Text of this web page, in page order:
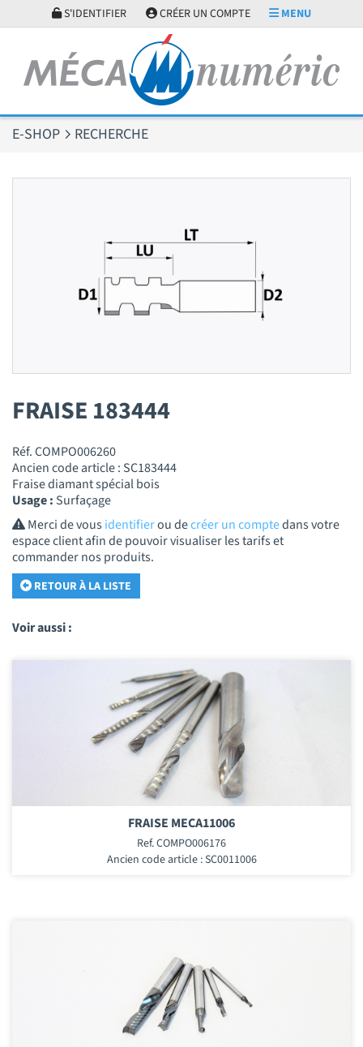
S'IDENTIFIER CRÉER UN COMPTE MENU
E-SHOP RECHERCHE
FRAISE 183444
Réf. COMPO006260
Ancien code article : SC183444
Fraise diamant spécial bois
Usage : Surfaçage
Merci de vousidentifierou decréer un comptedans votre
espace client afin de pouvoir visualiser les tarifs et
commander nos produits.
RETOUR À LA LISTE
Voir aussi :
FRAISE MECA11006
Ref. COMPO006176
Ancien code article : SC0011006
Panneau de gestion des cookies